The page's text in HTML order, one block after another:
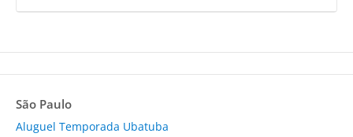
São Paulo
Aluguel Temporada Ubatuba